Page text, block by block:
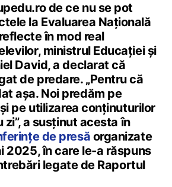
de ce nu se pot
la Evaluarea Națională
în mod real
ministrul Educației și
David, a declarat că
de predare. „Pentru că
așa. Noi predăm pe
pe utilizarea conținuturilor
zi”, a susținut acesta în
de presă organizate
2025, în care le-a răspuns
legate de Raportul